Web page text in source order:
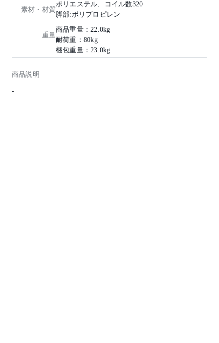
素材・材質
ポリエステル、コイル数320
脚部:ポリプロピレン
重量
商品重量：22.0kg
耐荷重：80kg
梱包重量：23.0kg
商品説明
-